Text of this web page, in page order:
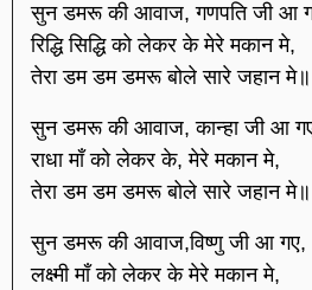
सुन डमरू की आवाज, गणपति जी आ
रिद्धि सिद्धि को लेकर के मेरे मकान मे,
तेरा डम डम डमरू बोले सारे जहान
सुन डमरू की आवाज, कान्हा जी आ
राधा माँ को लेकर के, मेरे मकान मे,
तेरा डम डम डमरू बोले सारे जहान
सुन डमरू की आवाज,विष्णु जी आ गए,
लक्ष्मी माँ को लेकर के मेरे मकान मे,